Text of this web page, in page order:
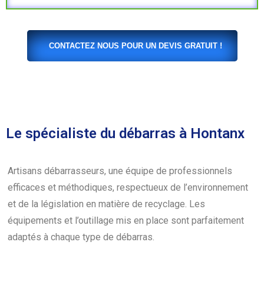
CONTACTEZ NOUS POUR UN DEVIS GRATUIT !
Le spécialiste du débarras à Hontanx
Artisans débarrasseurs, une équipe de professionnels
efficaces et méthodiques, respectueux de l’environnement
et de la législation en matière de recyclage. Les
équipements et l’outillage mis en place sont parfaitement
adaptés à chaque type de débarras.